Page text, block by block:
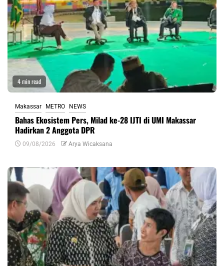
4 min read
Makassar METRO NEWS
Bahas Ekosistem Pers, Milad ke-28 IJTI di UMI Makassar
Hadirkan 2 Anggota DPR
09/08/2026 Arya Wicaksana